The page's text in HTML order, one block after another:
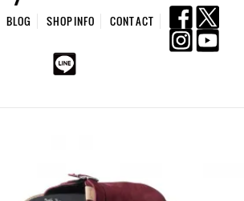
BLOG SHOPINFO CONTACT